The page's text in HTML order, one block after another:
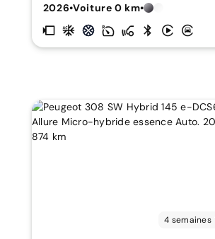
2026•Voiture 0 km•
4 semaines